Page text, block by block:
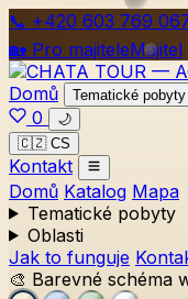
📞 +420 603 769
🏡 Pro majiteleMajitel
Domů
Tematické pobyty
0
🌙
🇨🇿 CS
Kontakt
Domů Katalog Mapa
Tematické pobyty
Oblasti
Jak to funguje
🎨 Barevné schéma